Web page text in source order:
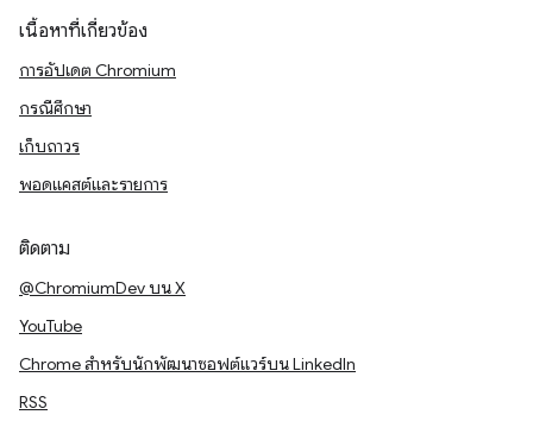
เนื้อหาที่เกี่ยวข้อง
การอัปเดต Chromium
กรณีศึกษา
เก็บถาวร
พอดแคสต์และรายการ
ติดตาม
@ChromiumDev บน X
YouTube
Chrome สำหรับนักพัฒนาซอฟต์แวร์บน LinkedIn
RSS